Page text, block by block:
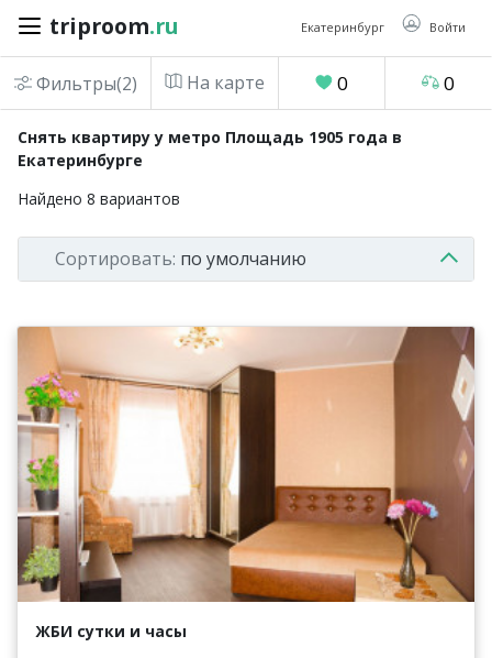
triproom.ru Екатеринбург Войти
triproom .ru
рубль
Войти / Зарегистрироваться
Добавить
Избранное
Сравнение
Фильтры(2) На карте 0 0
Снять квартиру у метро Площадь 1905 года в
Екатеринбурге
Найдено 8 вариантов
Сортировать: по умолчанию
ЖБИ сутки и часы